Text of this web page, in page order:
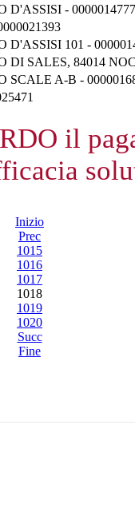
- 0000014777
101 -
SALES, 84014
SCALE A-B -
il
Inizio
Prec
1015
1016
1017
1018
1019
1020
Succ
Fine